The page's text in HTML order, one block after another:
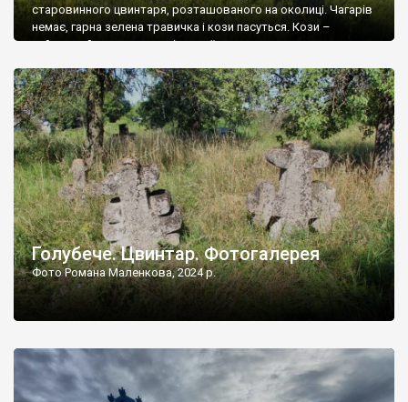
старовинного цвинтаря, розташованого на околиці. Чагарів
немає, гарна зелена травичка і кози пасуться. Кози –
найкращий регулятор шкідливої, для старих кладовищ,
бруньками, кози ті бруньки обгризають, бо то улюблений
делікатес. На цвинтарі у Голубечому ціла колекція
різноманітних форм хрестів. Село відносно невелике, […]
Голубече. Цвинтар. Фотогалерея
Фото Романа Маленкова, 2024 р.